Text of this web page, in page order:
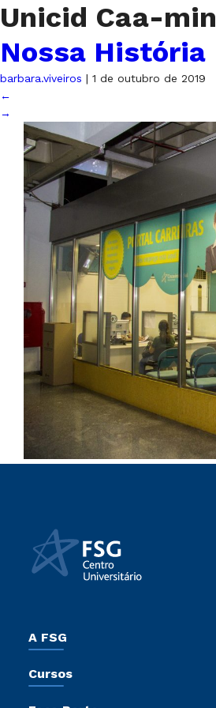
Unicid Caa-min
Nossa História
barbara.viveiros | 1 de outubro de 2019
←
→
A FSG
Sala de Imprensa
Cursos